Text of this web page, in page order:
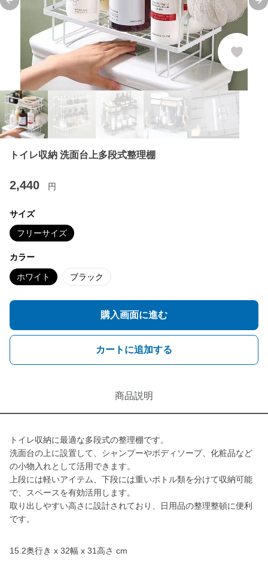
Previous slide
トイレ収納 洗面台上多段式整理棚
2,440 円
サイズ
フリーサイズ
カラー
ホワイト ブラック
購入画面に進む
カートに追加する
商品説明
トイレ収納に最適な多段式の整理棚です。
洗面台の上に設置して、シャンプーやボディソープ、化粧品など
の小物入れとして活用できます。
上段には軽いアイテム、下段には重いボトル類を分けて収納可能
で、スペースを有効活用します。
取り出しやすい高さに設計されており、日用品の整理整頓に便利
です。
15.2奥行き x 32幅 x 31高さ cm